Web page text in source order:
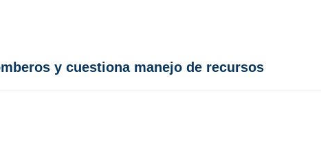
y cuestiona manejo de recursos